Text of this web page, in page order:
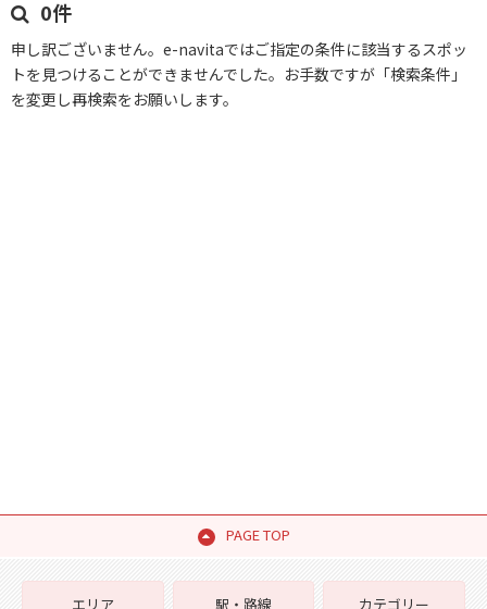
0件
申し訳ございません。e-navitaではご指定の条件に該当するスポッ
トを見つけることができませんでした。お手数ですが「検索条件」
を変更し再検索をお願いします。
PAGE TOP
エリア
駅・路線
カテゴリー